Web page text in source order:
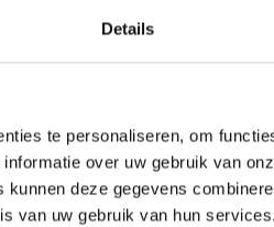
Details
te personaliseren, om
over uw gebruik van
deze gegevens
van uw gebruik van hun services.